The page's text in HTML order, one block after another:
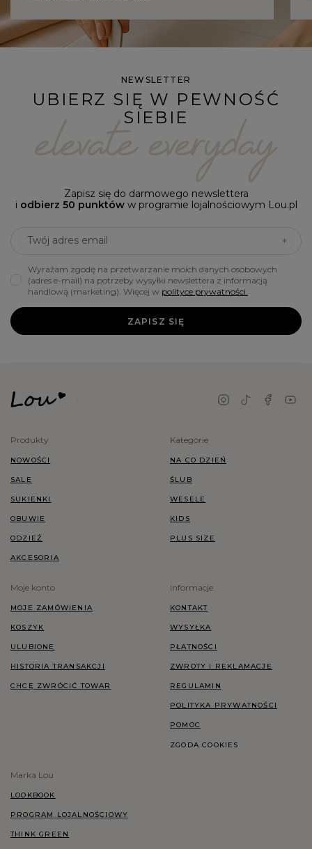
NEWSLETTER
UBIERZ SIĘ W PEWNOŚĆ
SIEBIE
Zapisz się do darmowego newslettera
i odbierz 50 punktóww programie lojalnościowym Lou.pl
Twój adres email
Wyrażam zgodę na przetwarzanie moich danych osobowych
(adres e-mail) na potrzeby wysyłki newslettera z informacją
handlową (marketing). Więcej w polityce prywatności.
ZAPISZ SIĘ
Produkty
NOWOŚCI
SALE
SUKIENKI
OBUWIE
ODZIEŻ
AKCESORIA
Kategorie
NA CO DZIEŃ
ŚLUB
WESELE
KIDS
PLUS SIZE
Moje konto
MOJE ZAMÓWIENIA
KOSZYK
ULUBIONE
HISTORIA TRANSAKCJI
CHCĘ ZWRÓCIĆ TOWAR
Informacje
KONTAKT
WYSYŁKA
PŁATNOŚCI
ZWROTY I REKLAMACJE
REGULAMIN
POLITYKA PRYWATNOŚCI
POMOC
ZGODA COOKIES
Marka Lou
LOOKBOOK
PROGRAM LOJALNOŚCIOWY
THINK GREEN